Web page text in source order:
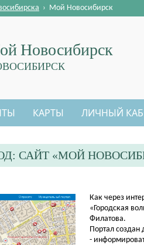
Новосибирск
› Мой Новосибирск
КАРТЫ ЛИЧНЫЙ
САЙТ «МОЙ
​Как через
«Городская
Филатова.
Портал создан
-